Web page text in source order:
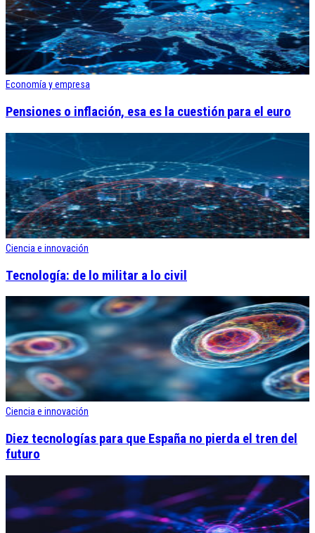
Economía y empresa
Pensiones o inflación, esa es la cuestión para el euro
Ciencia e innovación
Tecnología: de lo militar a lo civil
Ciencia e innovación
Diez tecnologías para que España no pierda el tren del
futuro